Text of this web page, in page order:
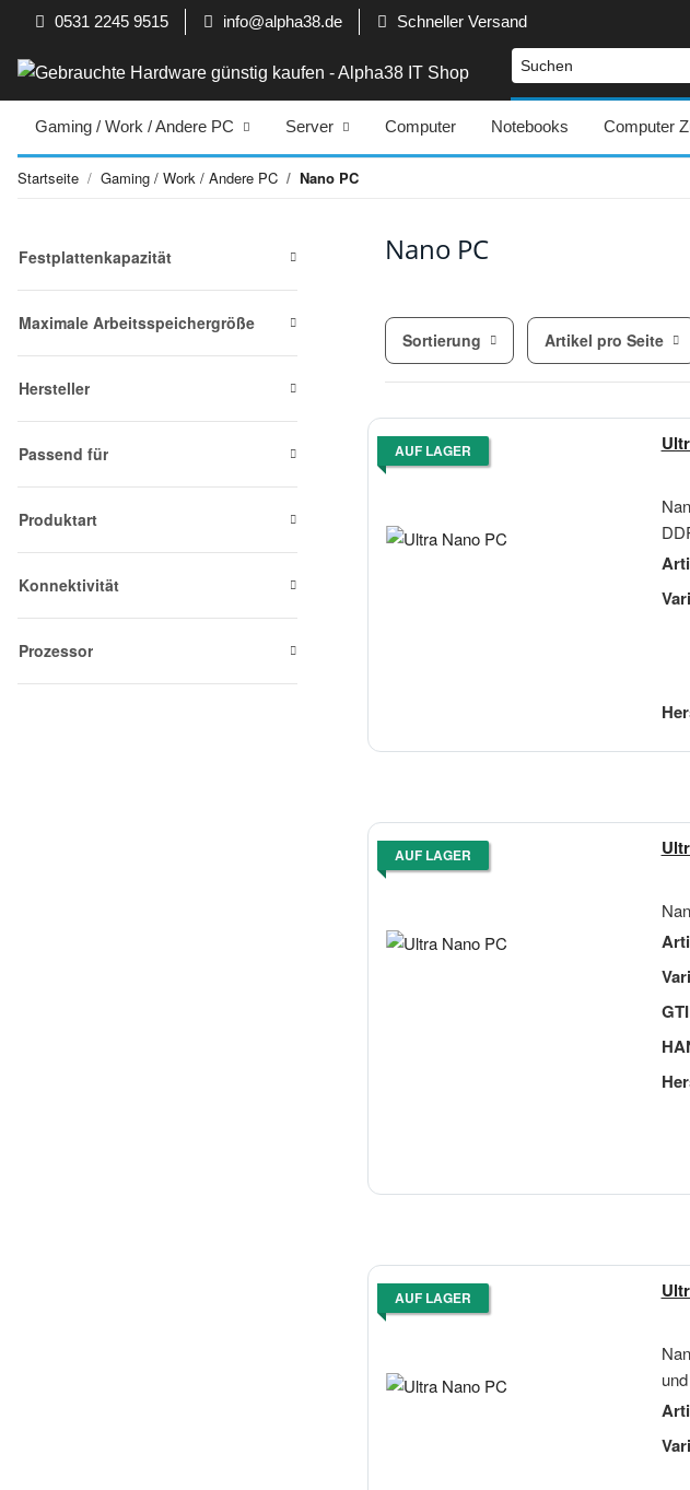
0531 2245 9515 info@alpha38.de
Schneller Versand
Gaming / Work / Andere PC Server Computer Notebooks Computer
Startseite Gaming / Work / Andere PC Nano PC
Nano PC
Sortierung Artikel pro Seite
AUF LAGER
AUF LAGER
AUF LAGER
Festplattenkapazität
Maximale Arbeitsspeichergröße
Hersteller
Passend für
Produktart
Konnektivität
Prozessor